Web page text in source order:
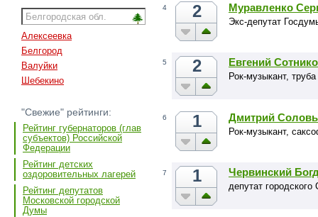
Алексеевка
Белгород
Валуйки
Шебекино
"Свежие" рейтинги:
Рейтинг губернаторов (глав
субъектов) Российской
Федерации
Рейтинг детских
оздоровительных лагерей
Рейтинг депутатов
Московской городской
Думы
4 2 Муравленко
Экс-депутат
5 2 Евгений
Рок-музыкант,
6 1 Дмитрий
Рок-музыкант,
7 1 Червинский
депутат